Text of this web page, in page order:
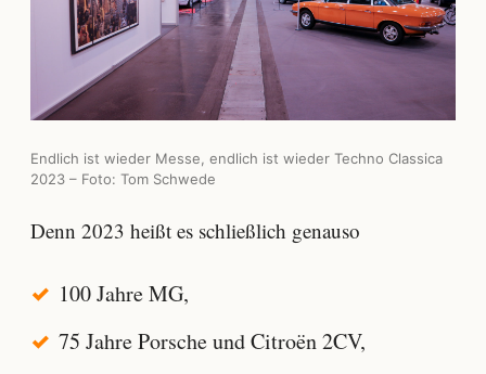
Endlich ist wieder Messe, endlich ist wieder Techno Classica
2023 – Foto: Tom Schwede
Denn 2023 heißt es schließlich genauso
100 Jahre MG,
75 Jahre Porsche und Citroën 2CV,